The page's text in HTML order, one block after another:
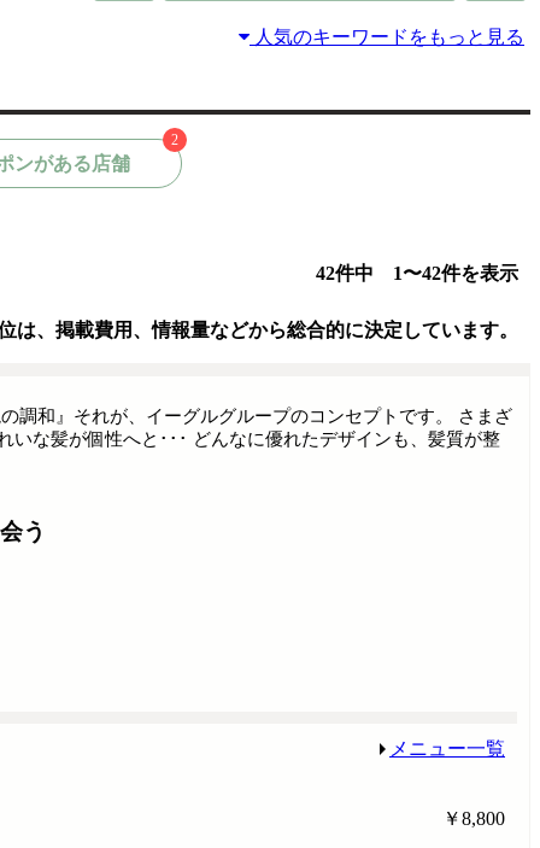
人気のキーワードをもっと見る
ンがある店舗
2
42件中 1〜42件を表示
は、掲載費用、情報量などから総合的に決定しています。
う
調和』それが、イーグルグループのコンセプトです。 さまざ
な髪が個性へと･･･ どんなに優れたデザインも、髪質が整
メニュー一覧
￥8,800